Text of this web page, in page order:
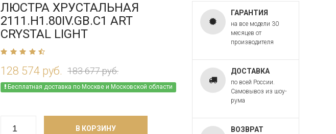
ЛЮСТРА ХРУСТАЛЬНАЯ
2111.H1.80IV.GB.C1 ART
CRYSTAL LIGHT
128 574 руб. 183 677 руб.
Бесплатная доставка по Москве и Московской области
В КОРЗИНУ
ГАРАНТИЯ
на все модели 30
месяцев от
производителя
ДОСТАВКА
по всей России.
Самовывоз из шоу-
рума
ВОЗВРАТ